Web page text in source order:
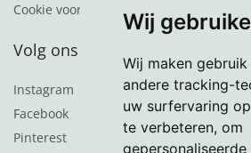
Wij
Wij maken
andere tracking-
uw surfervaring
te verbeteren, om
gepersonaliseerde
Cookie voorkeuren
Volg ons
Instagram
Facebook
Pinterest